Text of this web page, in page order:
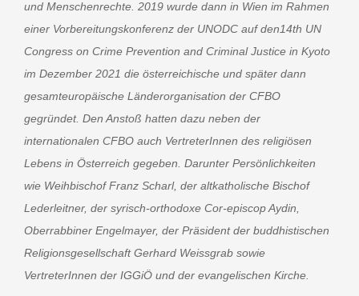
und Menschenrechte. 2019 wurde dann in Wien im Rahmen
einer Vorbereitungskonferenz der UNODC auf den14th UN
Congress on Crime Prevention and Criminal Justice in Kyoto
im Dezember 2021 die österreichische und später dann
gesamteuropäische Länderorganisation der CFBO
gegründet. Den Anstoß hatten dazu neben der
internationalen CFBO auch VertreterInnen des religiösen
Lebens in Österreich gegeben. Darunter Persönlichkeiten
wie Weihbischof Franz Scharl, der altkatholische Bischof
Lederleitner, der syrisch-orthodoxe Cor-episcop Aydin,
Oberrabbiner Engelmayer, der Präsident der buddhistischen
Religionsgesellschaft Gerhard Weissgrab sowie
VertreterInnen der IGGiÖ und der evangelischen Kirche.